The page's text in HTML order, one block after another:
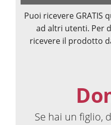
Puoi ricevere
ad altri utenti. Per
ricevere il prodotto
Se hai un figlio,